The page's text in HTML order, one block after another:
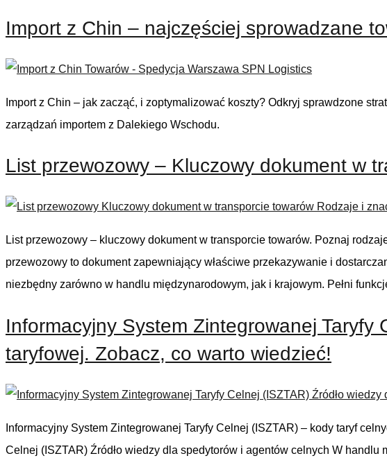
Import z Chin – najczęściej sprowadzane
Import z Chin – jak zacząć, i zoptymalizować koszty? Odkryj sprawdzone
zarządzań importem z Dalekiego Wschodu.
List przewozowy – Kluczowy dokument w
List przewozowy – kluczowy dokument w transporcie towarów. Poznaj
przewozowy to dokument zapewniający właściwe przekazywanie i
niezbędny zarówno w handlu międzynarodowym, jak i krajowym. Pełni
Informacyjny System Zintegrowanej
taryfowej. Zobacz, co warto wiedzieć!
Informacyjny System Zintegrowanej Taryfy Celnej (ISZTAR) – kody taryf
Celnej (ISZTAR) Źródło wiedzy dla spedytorów i agentów celnych W